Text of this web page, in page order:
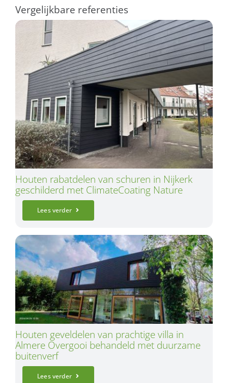
Vergelijkbare referenties
Houten rabatdelen van schuren in Nijkerk
geschilderd met ClimateCoating Nature
Lees verder
Houten geveldelen van prachtige villa in
Almere Overgooi behandeld met duurzame
buitenverf
Lees verder